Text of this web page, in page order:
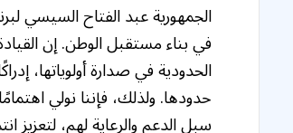
الجمهورية عبد الفتاح السيسي
الحدودية في صدارة أولوياتها،
حدودها. ولذلك، فإننا نولي
سبل الدعم والرعاية لهم، لتعزيز